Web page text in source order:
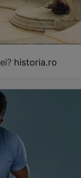
historia.ro